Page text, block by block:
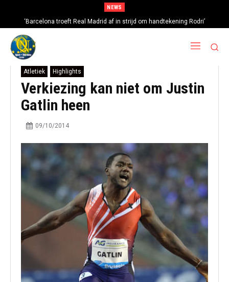
NEWS
‘Barcelona troeft Real Madrid af in strijd om handtekening Rodri’
Atletiek Highlights
Verkiezing kan niet om Justin
Gatlin heen
09/10/2014